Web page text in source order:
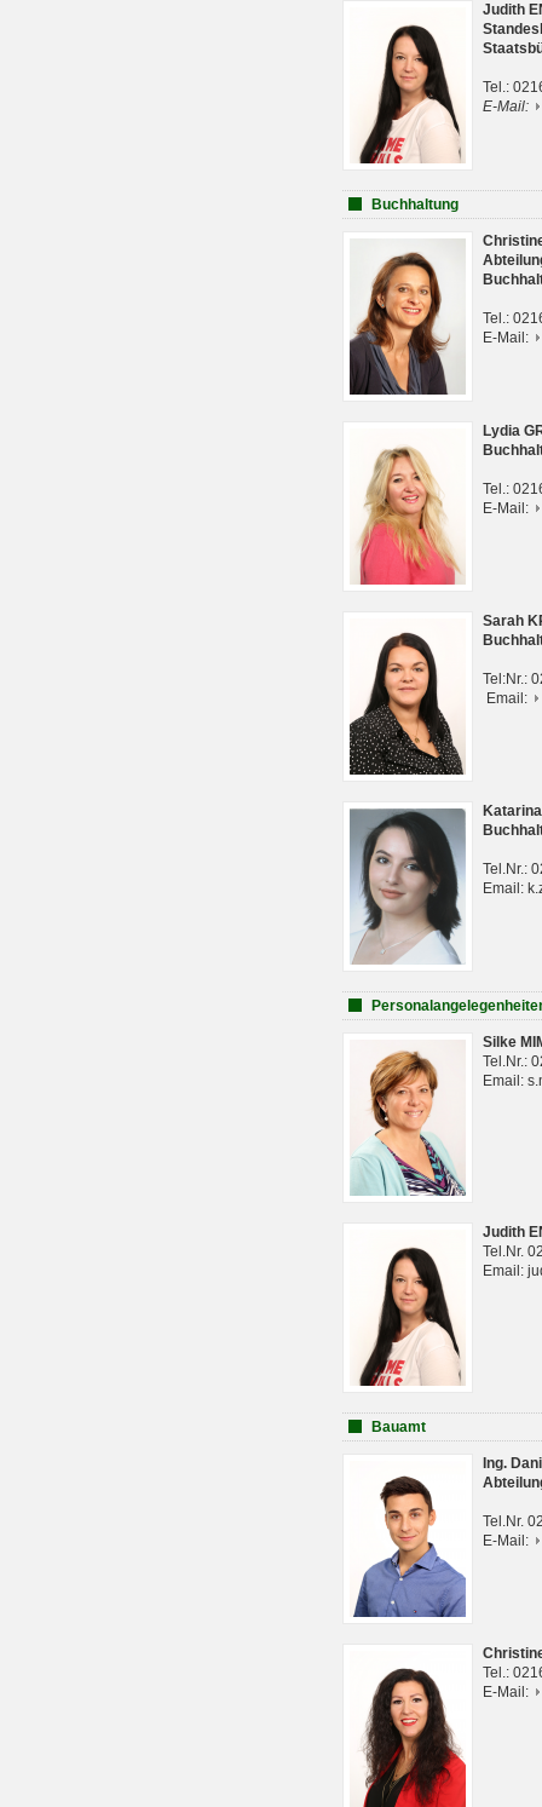
Judith
Tel.:
E-Mail:
Buchhaltung
Tel.:
E-Mail:
Lydia
Tel.:
E-Mail:
Sarah
Tel:Nr.:
Email:
Tel.Nr.:
Email:
Silke
Tel.Nr.:
Email:
Judith
Tel.Nr.
Email:
Bauamt
Ing.
Tel.Nr.
E-Mail:
Tel.:
E-Mail: